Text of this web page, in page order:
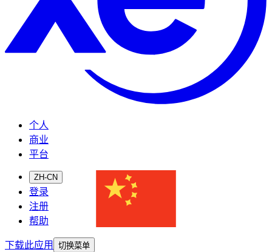
个人
商业
平台
ZH-CN
登录
注册
帮助
下载此应用
切换菜单